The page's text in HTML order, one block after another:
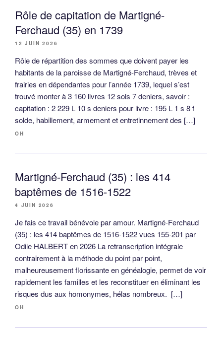
Rôle de capitation de Martigné-
Ferchaud (35) en 1739
12 JUIN 2026
Rôle de répartition des sommes que doivent payer les
habitants de la paroisse de Martigné-Ferchaud, trèves et
frairies en dépendantes pour l’année 1739, lequel s’est
trouvé monter à 3 160 livres 12 sols 7 deniers, savoir :
capitation : 2 229 L 10 s deniers pour livre : 195 L 1 s 8 f
solde, habillement, armement et entretinnement des […]
OH
Martigné-Ferchaud (35) : les 414
baptêmes de 1516-1522
4 JUIN 2026
Je fais ce travail bénévole par amour. Martigné-Ferchaud
(35) : les 414 baptêmes de 1516-1522 vues 155-201 par
Odile HALBERT en 2026 La retranscription intégrale
contrairement à la méthode du point par point,
malheureusement florissante en généalogie, permet de voir
rapidement les familles et les reconstituer en éliminant les
risques dus aux homonymes, hélas nombreux. […]
OH